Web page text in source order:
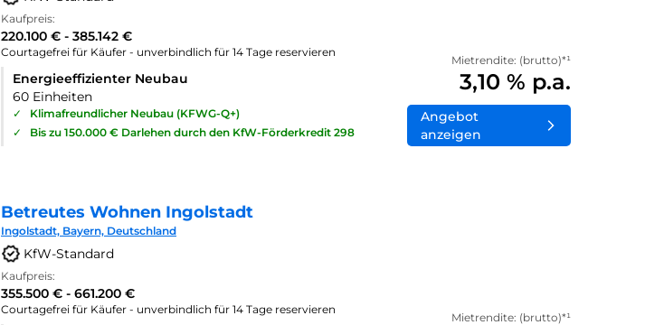
Kaufpreis:
220.100 € - 385.142 €
Courtagefrei für Käufer - unverbindlich für 14 Tage reservieren
Energieeffizienter Neubau
60 Einheiten
✓
Klimafreundlicher Neubau (KFWG-Q+)
✓
Bis zu 150.000 € Darlehen durch den KfW-Förderkredit 298
Mietrendite: (brutto)*¹
3,10 % p.a.
Angebot
anzeigen
Betreutes Wohnen Ingolstadt
Ingolstadt, Bayern, Deutschland
KfW-Standard
Kaufpreis:
355.500 € - 661.200 €
Courtagefrei für Käufer - unverbindlich für 14 Tage reservieren
Mietrendite: (brutto)*¹